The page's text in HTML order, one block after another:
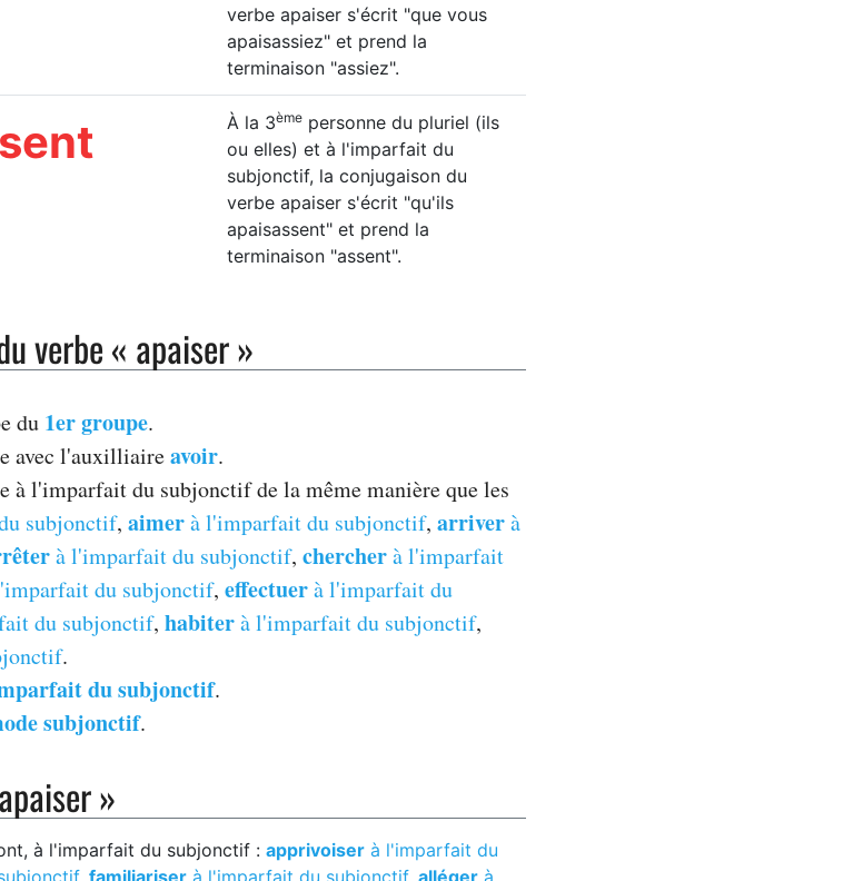
verbe apaiser s'écrit "que vous
apaisassiez" et prend la
terminaison "assiez".
À la 3ème personne du pluriel (ils
ou elles) et à l'imparfait du
subjonctif, la conjugaison du
verbe apaiser s'écrit "qu'ils
apaisassent" et prend la
terminaison "assent".
verbe « apaiser »
du 1er groupe.
avec l'auxilliaireavoir.
à l'imparfait du subjonctif de la même manière que les
subjonctif, aimerà l'imparfait du subjonctif, arriverà
à l'imparfait du subjonctif, chercherà l'imparfait
du subjonctif, effectuerà l'imparfait du
du subjonctif, habiterà l'imparfait du subjonctif,
.
du subjonctif.
subjonctif.
»
à l'imparfait du subjonctif : apprivoiser à l'imparfait du
, familiariser à l'imparfait du subjonctif, alléger à